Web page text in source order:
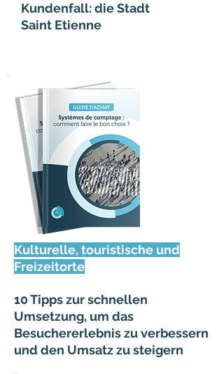
Kundenfall: die Stadt
Saint Etienne
Kulturelle, touristische und
Freizeitorte
10 Tipps zur schnellen
Umsetzung, um das
Besuchererlebnis zu verbessern
und den Umsatz zu steigern